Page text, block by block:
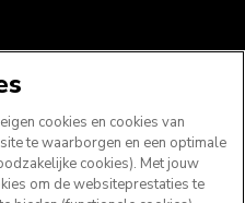
ONS
cookies en cookies van
te waarborgen en een optimale
cookies). Met jouw
om de websiteprestaties te